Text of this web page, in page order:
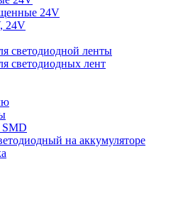
24V
24V
светодиодной ленты
светодиодных лент
SMD
на аккумуляторе